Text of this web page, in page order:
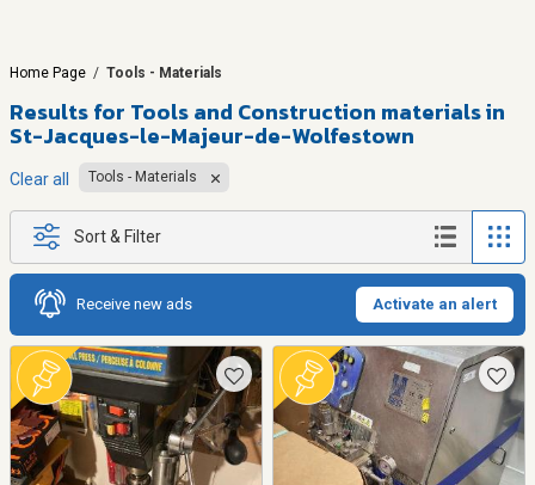
Home Page / Tools - Materials
Results for Tools and Construction materials in
St-Jacques-le-Majeur-de-Wolfestown
Clear all Tools - Materials
Sort & Filter
Receive new ads Activate an alert